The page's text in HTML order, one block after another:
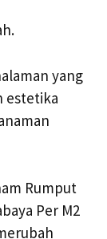
yang
estetika
Rumput
Per M2